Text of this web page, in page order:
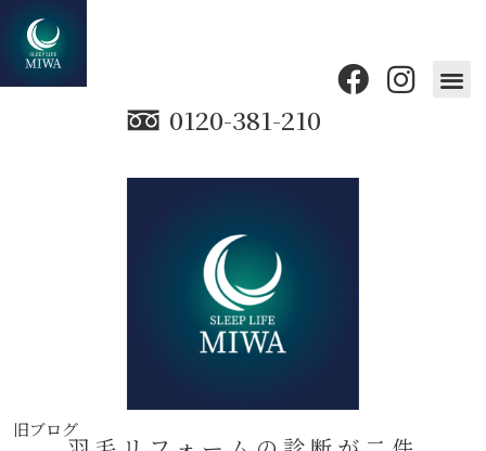
0120-381-210
旧ブログ